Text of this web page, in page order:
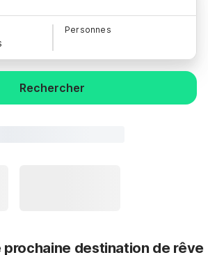
Personnes
Rechercher
destination de rêve